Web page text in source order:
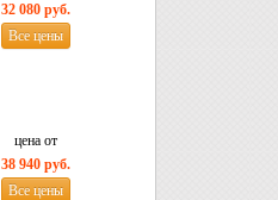
32 080 руб.
Все цены
цена от
38 940 руб.
Все цены